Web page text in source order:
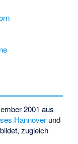
2001 aus
Hannover und
zugleich